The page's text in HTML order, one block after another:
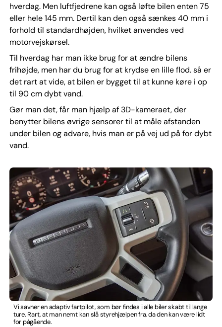
hverdag. Men luftfjedrene kan også løfte bilen enten 75
eller hele 145 mm. Dertil kan den også sænkes 40 mm i
forhold til standardhøjden, hvilket anvendes ved
motorvejskørsel.
Til hverdag har man ikke brug for at ændre bilens
frihøjde, men har du brug for at krydse en lille flod. så er
det rart at vide, at bilen er bygget til at kunne køre i op
til 90 cm dybt vand.
Gør man det, får man hjælp af 3D-kameraet, der
benytter bilens øvrige sensorer til at måle afstanden
under bilen og advare, hvis man er på vej ud på for dybt
vand.
Vi savner en adaptiv fartpilot, som bør findes i alle biler skabt til lange
ture. Rart, at man nemt kan slå styrehjælpen fra, da den kan være lidt
for pågående.